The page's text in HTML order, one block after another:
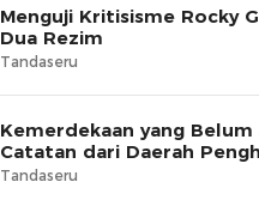
Menguji Kritisisme Rocky
Dua Rezim
Tandaseru
Kemerdekaan yang Belum
Catatan dari Daerah
Tandaseru